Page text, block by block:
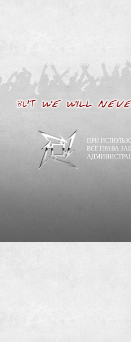
ПРИ
ВСЕ ПРАВА